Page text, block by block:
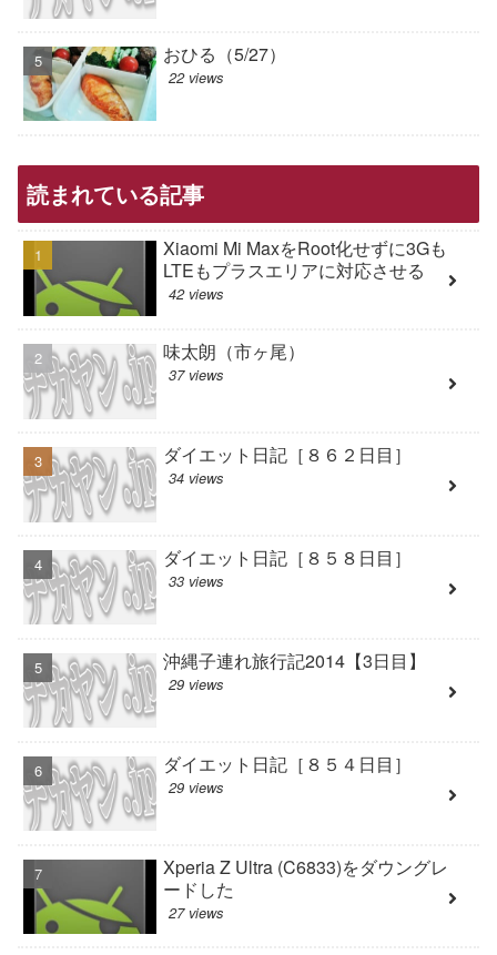
おひる（5/27）
22 views
読まれている記事
Xiaomi Mi MaxをRoot化せずに3Gも
LTEもプラスエリアに対応させる
42 views
味太朗（市ヶ尾）
37 views
ダイエット日記［８６２日目］
34 views
ダイエット日記［８５８日目］
33 views
沖縄子連れ旅行記2014【3日目】
29 views
ダイエット日記［８５４日目］
29 views
Xperia Z Ultra (C6833)をダウングレ
ードした
27 views